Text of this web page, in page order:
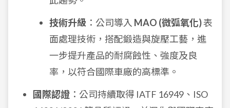
技術升級 ：公司導入 MAO (微弧氧化)表
面處理技術，搭配鍛造與旋壓工藝，進
一步提升產品的耐腐蝕性、強度及良
率，以符合國際車廠的高標準。
國際認證 ：公司持續取得 IATF 16949、ISO